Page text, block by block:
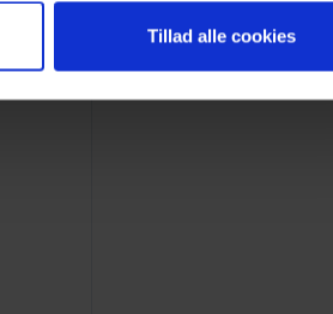
Tillad alle cookies